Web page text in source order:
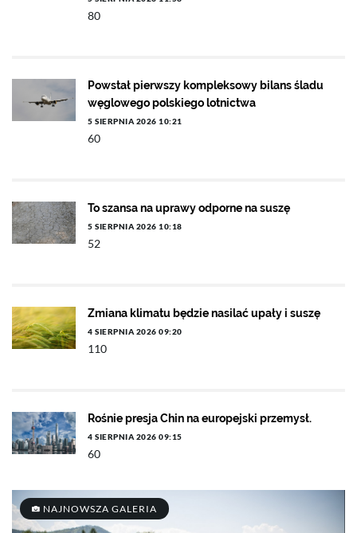
80
Powstał pierwszy kompleksowy bilans śladu
węglowego polskiego lotnictwa
5 SIERPNIA 2026 10:21
60
To szansa na uprawy odporne na suszę
5 SIERPNIA 2026 10:18
52
Zmiana klimatu będzie nasilać upały i suszę
4 SIERPNIA 2026 09:20
110
Rośnie presja Chin na europejski przemysł.
4 SIERPNIA 2026 09:15
60
NAJNOWSZA GALERIA